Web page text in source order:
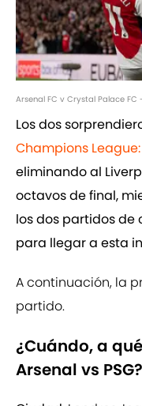
Arsenal FC v Crystal Palace
Los dos
Champions League:
eliminando al
octavos de final,
los dos partidos de
para llegar a esta
A continuación, la
partido.
¿Cuándo, a
Arsenal vs PSG?